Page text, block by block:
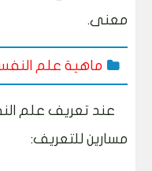
معنى.
ماهية علم
عند تعريف علم
مسارين للتعريف: